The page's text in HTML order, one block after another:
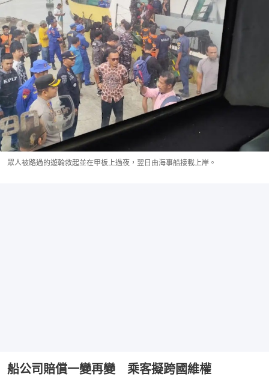
眾人被路過的遊輪救起並在甲板上過夜，翌日由海事船接載上岸。
船公司賠償一變再變 乘客擬跨國維權